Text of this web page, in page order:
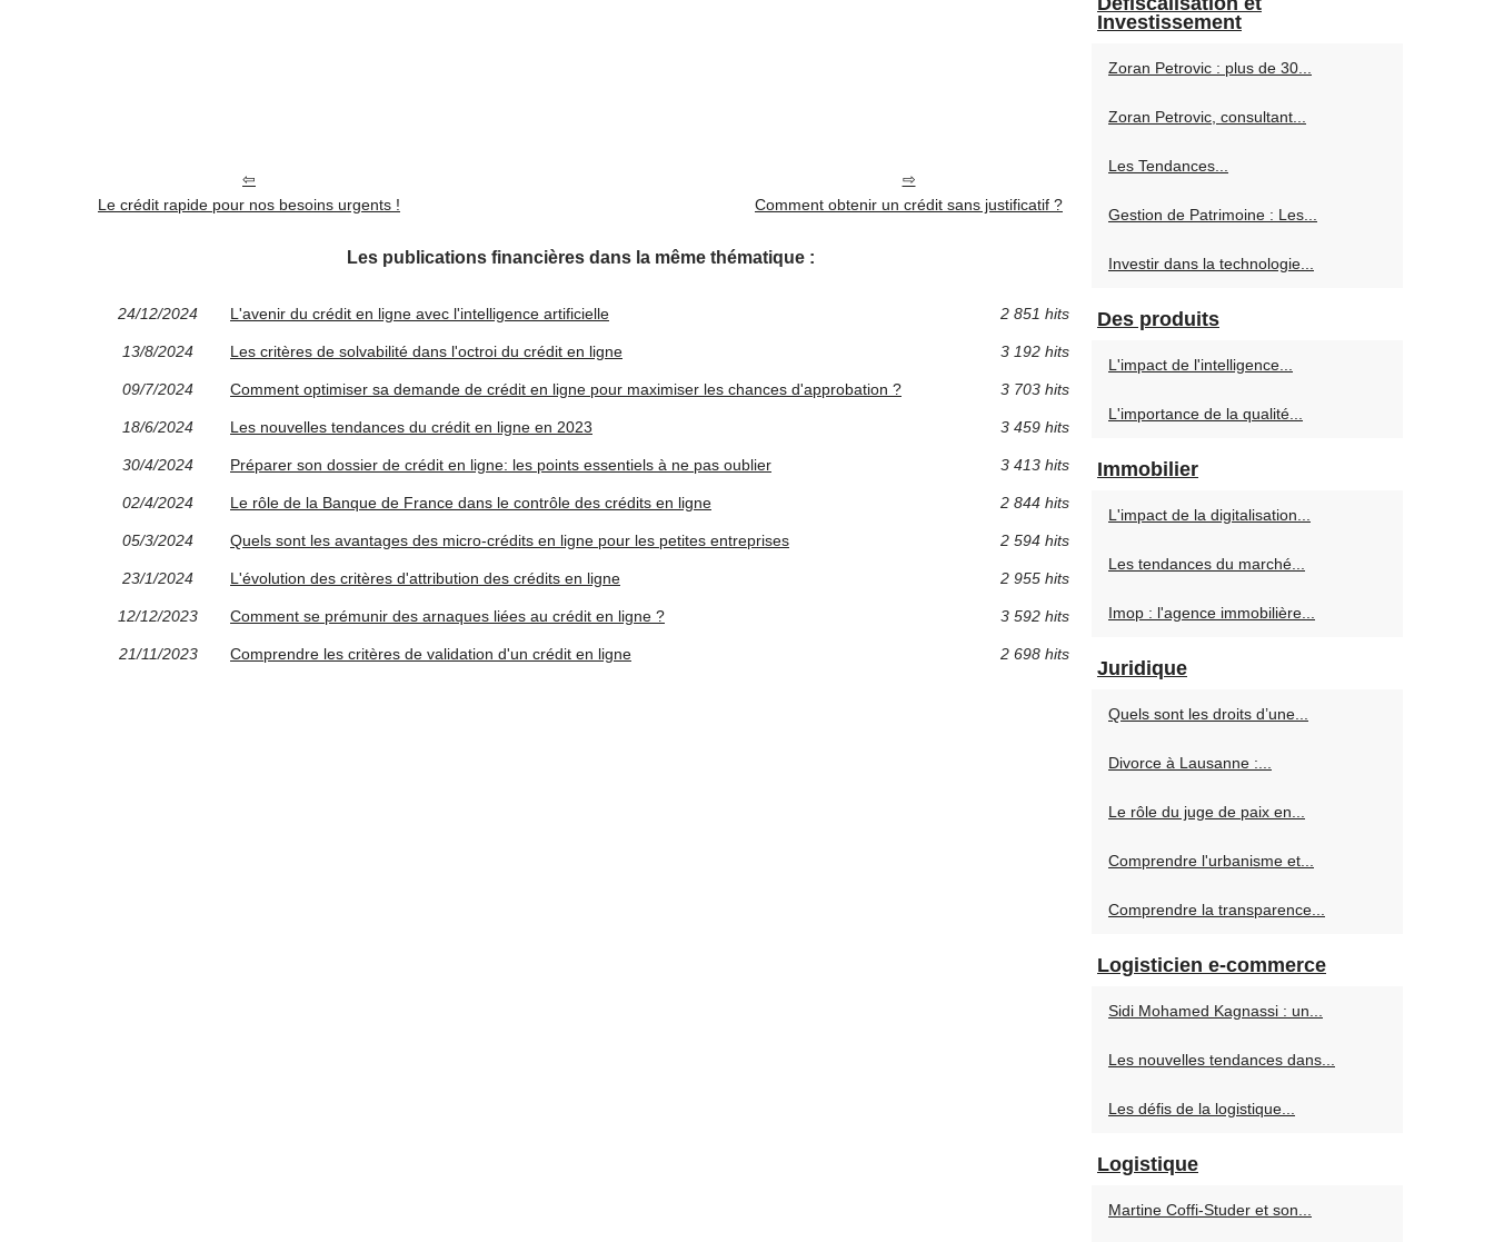
Le crédit rapide pour nos besoins urgents ! Comment obtenir un crédit sans justificatif ?
Les publications financières dans la même thématique :
24/12/2024 L'avenir du crédit en ligne avec l'intelligence artificielle 2 851 hits
13/8/2024 Les critères de solvabilité dans l'octroi du crédit en ligne 3 192 hits
09/7/2024 Comment optimiser sa demande de crédit en ligne pour maximiser les chances d'approbation ? 3 703 hits
18/6/2024 Les nouvelles tendances du crédit en ligne en 2023 3 459 hits
30/4/2024 Préparer son dossier de crédit en ligne: les points essentiels à ne pas oublier 3 413 hits
02/4/2024 Le rôle de la Banque de France dans le contrôle des crédits en ligne 2 844 hits
05/3/2024 Quels sont les avantages des micro-crédits en ligne pour les petites entreprises 2 594 hits
23/1/2024 L'évolution des critères d'attribution des crédits en ligne 2 955 hits
12/12/2023 Comment se prémunir des arnaques liées au crédit en ligne ? 3 592 hits
21/11/2023 Comprendre les critères de validation d'un crédit en ligne 2 698 hits
Investissement
Zoran Petrovic : plus de 30...
Zoran Petrovic, consultant...
Les Tendances...
Gestion de Patrimoine : Les...
Investir dans la technologie...
Des produits
L'impact de l'intelligence...
L'importance de la qualité...
Immobilier
L'impact de la digitalisation...
Les tendances du marché...
Imop : l'agence immobilière...
Juridique
Quels sont les droits d’une...
Divorce à Lausanne :...
Le rôle du juge de paix en...
Comprendre l'urbanisme et...
Comprendre la transparence...
Logisticien e-commerce
Sidi Mohamed Kagnassi : un...
Les nouvelles tendances dans...
Les défis de la logistique...
Logistique
Martine Coffi-Studer et son...